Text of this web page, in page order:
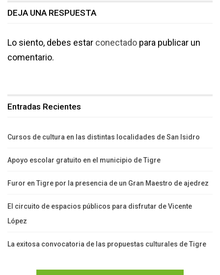
DEJA UNA RESPUESTA
Lo siento, debes estar conectado para publicar un
comentario.
Entradas Recientes
Cursos de cultura en las distintas localidades de San Isidro
Apoyo escolar gratuito en el municipio de Tigre
Furor en Tigre por la presencia de un Gran Maestro de ajedrez
El circuito de espacios públicos para disfrutar de Vicente
López
La exitosa convocatoria de las propuestas culturales de Tigre